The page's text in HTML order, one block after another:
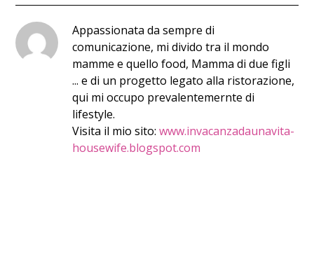
Appassionata da sempre di
comunicazione, mi divido tra il mondo
mamme e quello food, Mamma di due figli
... e di un progetto legato alla ristorazione,
qui mi occupo prevalentemernte di
lifestyle.
Visita il mio sito:www.invacanzadaunavita-
housewife.blogspot.com